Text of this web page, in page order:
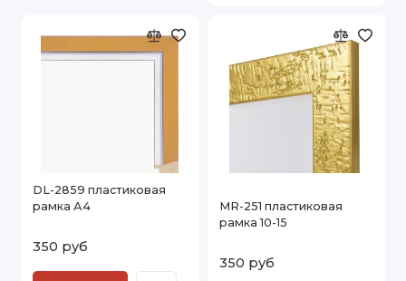
DL-2859 пластиковая
рамка А4
350 руб
MR-251 пластиковая
рамка 10-15
350 руб